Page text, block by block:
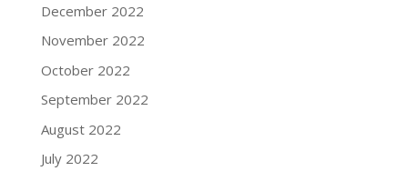
December 2022
November 2022
October 2022
September 2022
August 2022
July 2022